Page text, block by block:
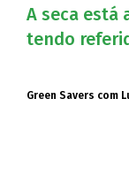
A seca está
tendo
Green Savers com